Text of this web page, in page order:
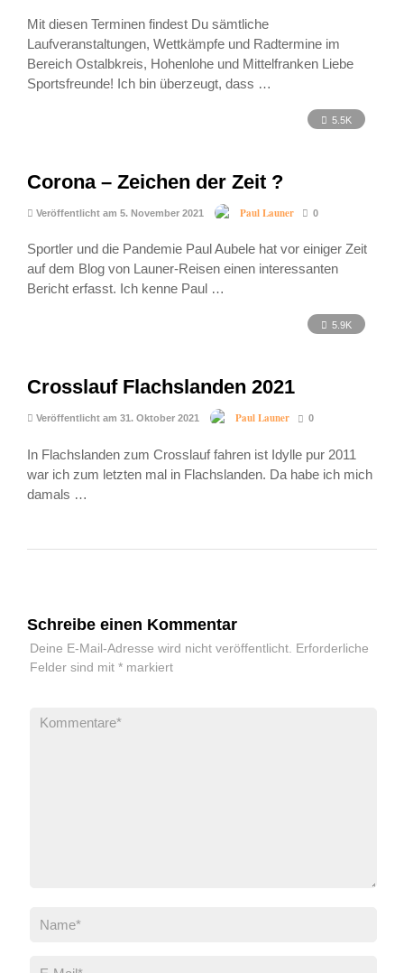
Mit diesen Terminen findest Du sämtliche
Laufveranstaltungen, Wettkämpfe und Radtermine im
Bereich Ostalbkreis, Hohenlohe und Mittelfranken Liebe
Sportsfreunde! Ich bin überzeugt, dass …
5.5K
Corona – Zeichen der Zeit ?
Veröffentlicht am 5. November 2021 Paul Launer 0
Sportler und die Pandemie Paul Aubele hat vor einiger Zeit
auf dem Blog von Launer-Reisen einen interessanten
Bericht erfasst. Ich kenne Paul …
5.9K
Crosslauf Flachslanden 2021
Veröffentlicht am 31. Oktober 2021 Paul Launer 0
In Flachslanden zum Crosslauf fahren ist Idylle pur 2011
war ich zum letzten mal in Flachslanden. Da habe ich mich
damals …
Schreibe einen Kommentar
Deine E-Mail-Adresse wird nicht veröffentlicht. Erforderliche
Felder sind mit *markiert